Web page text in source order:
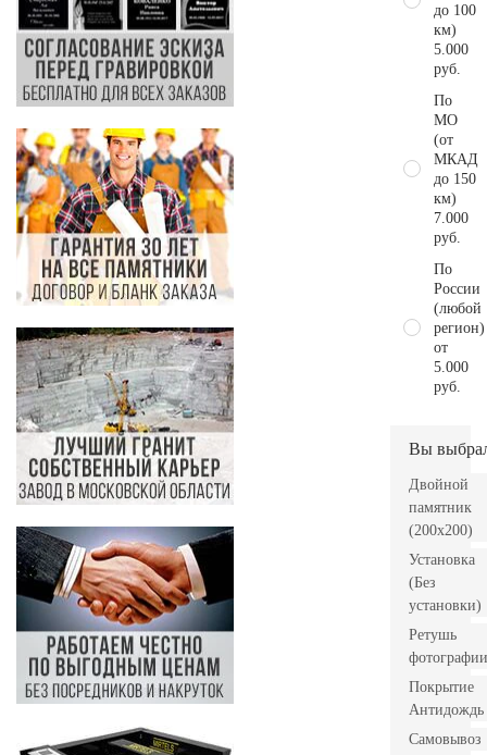
до 100
км)
5.000
руб.
По
МО
(от
МКАД
до 150
км)
7.000
руб.
По
России
(любой
регион)
от
5.000
руб.
Вы
Двойной
памятник
(200х200)
Установка
(Без
установки)
Ретушь
фотографии
Покрытие
Антидождь
Самовывоз